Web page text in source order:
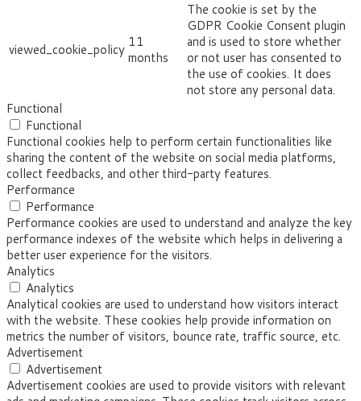
viewed_cookie_policy 11
months
The cookie is set by the
GDPR Cookie Consent plugin
and is used to store whether
or not user has consented to
the use of cookies. It does
not store any personal data.
Functional
Functional
Functional cookies help to perform certain functionalities like
sharing the content of the website on social media platforms,
collect feedbacks, and other third-party features.
Performance
Performance
Performance cookies are used to understand and analyze the key
performance indexes of the website which helps in delivering a
better user experience for the visitors.
Analytics
Analytics
Analytical cookies are used to understand how visitors interact
with the website. These cookies help provide information on
metrics the number of visitors, bounce rate, traffic source, etc.
Advertisement
Advertisement
Advertisement cookies are used to provide visitors with relevant